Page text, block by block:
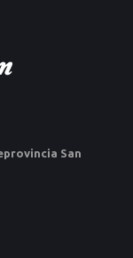
San